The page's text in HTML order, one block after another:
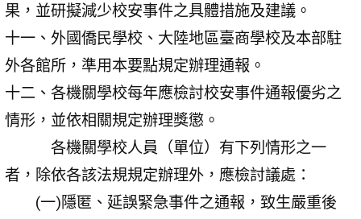
果，並研擬減少校安事件之具體措施及建議。
十一、外國僑民學校、大陸地區臺商學校及本部駐
外各館所，準用本要點規定辦理通報。
十二、各機關學校每年應檢討校安事件通報優劣之
情形，並依相關規定辦理獎懲。
各機關學校人員（單位）有下列情形之一
者，除依各該法規規定辦理外，應檢討議處：
(一)隱匿、延誤緊急事件之通報，致生嚴重後